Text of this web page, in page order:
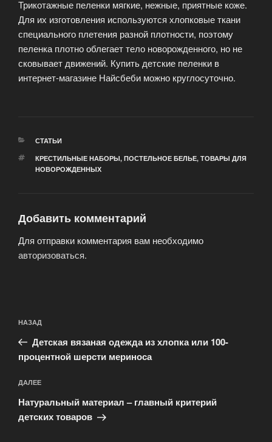
Трикотажные пеленки мягкие, нежные, приятные коже.
Для их изготовления используются хлопковые ткани
специального плетения разной плотности, поэтому
пеленка плотно облегает тело новорожденного, но не
сковывает движений. Купить детские пеленки в
интернет-магазине Найсбеби можно круглосуточно.
РУБРИКИ
СТАТЬИ
МЕТКИ
КРЕСТИЛЬНЫЕ НАБОРЫ, ПОСТЕЛЬНОЕ БЕЛЬЕ, ТОВАРЫ ДЛЯ
НОВОРОЖДЕННЫХ
Добавить комментарий
Для отправки комментария вам необходимо
авторизоваться.
по
записям
Предыдущая
запись:
НАЗАД
Детская вязаная одежда из хлопка или 100-
процентной шерсти мериноса
Следующая
запись
ДАЛЕЕ
Натуральный материал – главный критерий
детских товаров